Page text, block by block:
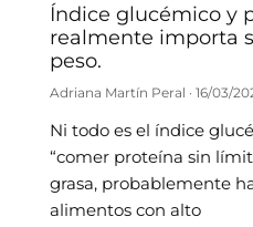
Índice glucémico y
realmente importa
peso.
Adriana Martín Peral 16/03/
Ni todo es el índice
“comer proteína sin
grasa, probablemente
alimentos con alto